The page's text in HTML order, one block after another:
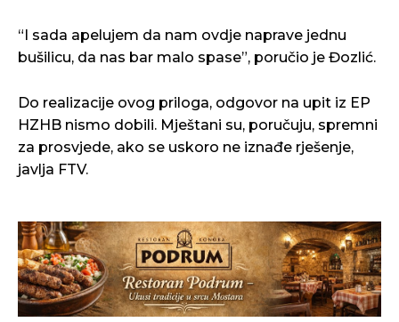
“I sada apelujem da nam ovdje naprave jednu
bušilicu, da nas bar malo spase”, poručio je Đozlić.
Do realizacije ovog priloga, odgovor na upit iz EP
HZHB nismo dobili. Mještani su, poručuju, spremni
za prosvjede, ako se uskoro ne iznađe rješenje,
javlja FTV.